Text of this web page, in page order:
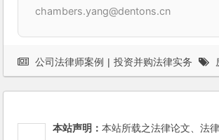
chambers.yang@dentons.cn
公司法律师案例 | 投资并购法律实务
宝 | 案例 | 法律服务
本站声明：本站所载之法律论文、法